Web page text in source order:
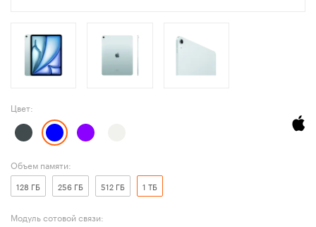
Цвет:
Объем памяти:
128 ГБ 256 ГБ 512 ГБ 1 ТБ
Модуль сотовой связи: